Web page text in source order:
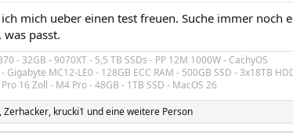
mich ueber einen test freuen. Suche immer noch
passt.
- 32GB - 9070XT - 5,5 TB SSDs - PP 12M 1000W - CachyOS
Gigabyte MC12-LE0 - 128GB ECC RAM - 500GB SSD - 3x18TB
16 Zoll - M4 Pro - 48GB - 1TB SSD - MacOS 26
,Zerhacker, krucki1 und eine weitere Person